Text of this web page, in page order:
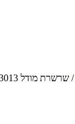
/ שרשרת מודל 3013